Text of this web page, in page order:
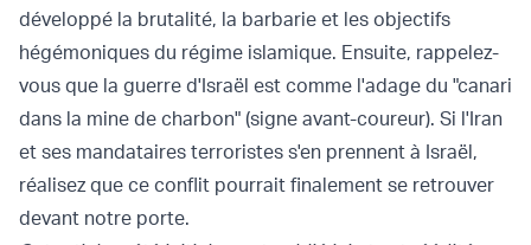
développé la brutalité, la barbarie et les objectifs
hégémoniques du régime islamique. Ensuite, rappelez-
vous que la guerre d'Israël est comme l'adage du "canari
dans la mine de charbon" (signe avant-coureur). Si l'Iran
et ses mandataires terroristes s'en prennent à Israël,
réalisez que ce conflit pourrait finalement se retrouver
devant notre porte.